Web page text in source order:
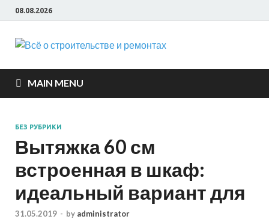
08.08.2026
Всё о
MAIN MENU
БЕЗ РУБРИКИ
Вытяжка 60 см
встроенная в шкаф:
идеальный вариант для
31.05.2019 - by administrator